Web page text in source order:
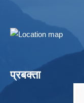
प्रबक्ता